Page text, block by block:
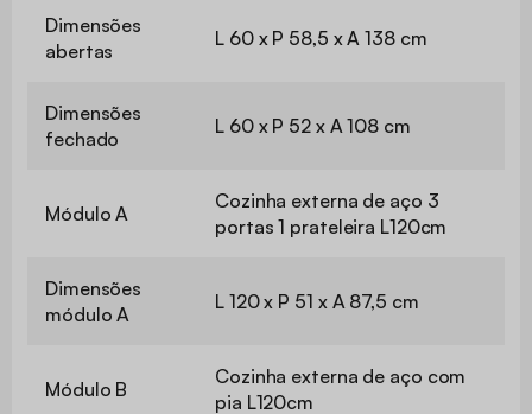
Dimensões
abertas
L 60 x P 58,5 x A 138 cm
Dimensões
fechado
L 60 x P 52 x A 108 cm
Módulo A
Cozinha externa de aço 3
portas 1 prateleira L120cm
Dimensões
módulo A
L 120 x P 51 x A 87,5 cm
Módulo B
Cozinha externa de aço com
pia L120cm